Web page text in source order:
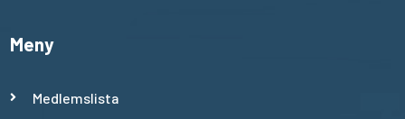
Meny
Medlemslista